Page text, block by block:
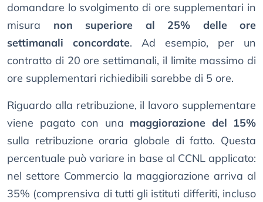
domandare lo svolgimento di ore supplementari in
misura non superiore al 25% delle ore
settimanali concordate. Ad esempio, per un
contratto di 20 ore settimanali, il limite massimo di
ore supplementari richiedibili sarebbe di 5 ore.
Riguardo alla retribuzione, il lavoro supplementare
viene pagato con una maggiorazione del 15%
sulla retribuzione oraria globale di fatto. Questa
percentuale può variare in base al CCNL applicato:
nel settore Commercio la maggiorazione arriva al
35% (comprensiva di tutti gli istituti differiti, incluso